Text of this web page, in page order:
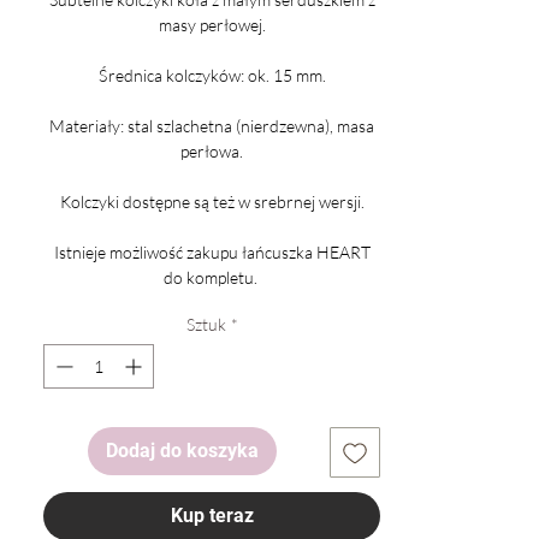
masy perłowej.
Średnica kolczyków: ok. 15 mm.
Materiały: stal szlachetna (nierdzewna), masa
perłowa.
Kolczyki dostępne są też w srebrnej wersji.
Istnieje możliwość zakupu łańcuszka HEART
do kompletu.
Sztuk *
Dodaj do koszyka
Kup teraz